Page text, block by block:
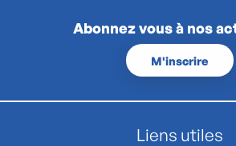
Abonnez vous à nos
M'inscrire
Liens utiles